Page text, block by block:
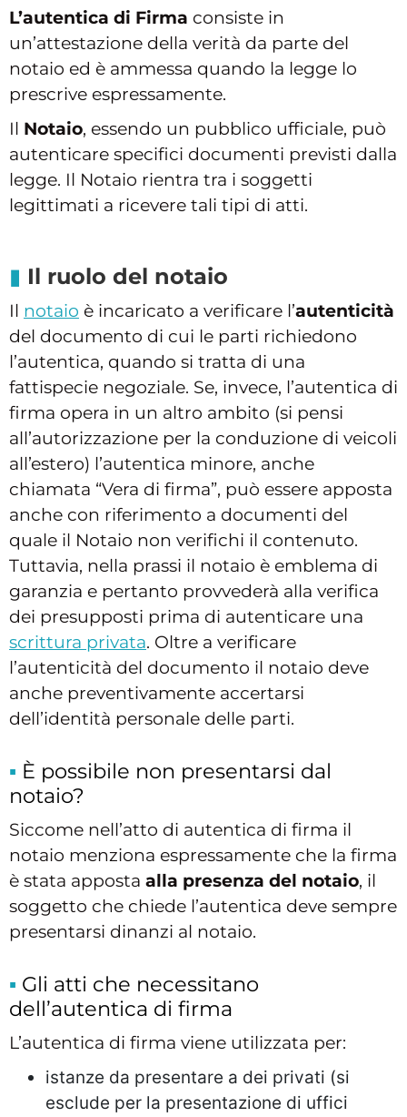
L’autentica di Firma consiste in
un’attestazione della verità da parte del
notaio ed è ammessa quando la legge lo
prescrive espressamente.
Il Notaio, essendo un pubblico ufficiale, può
autenticare specifici documenti previsti dalla
legge. Il Notaio rientra tra i soggetti
legittimati a ricevere tali tipi di atti.
Il ruolo del notaio
Il notaio è incaricato a verificare l’autenticità
del documento di cui le parti richiedono
l’autentica, quando si tratta di una
fattispecie negoziale. Se, invece, l’autentica di
firma opera in un altro ambito (si pensi
all’autorizzazione per la conduzione di veicoli
all’estero) l’autentica minore, anche
chiamata “Vera di firma”, può essere apposta
anche con riferimento a documenti del
quale il Notaio non verifichi il contenuto.
Tuttavia, nella prassi il notaio è emblema di
garanzia e pertanto provvederà alla verifica
dei presupposti prima di autenticare una
scrittura privata. Oltre a verificare
l’autenticità del documento il notaio deve
anche preventivamente accertarsi
dell’identità personale delle parti.
È possibile non presentarsi dal
notaio?
Siccome nell’atto di autentica di firma il
notaio menziona espressamente che la firma
è stata apposta alla presenza del notaio, il
soggetto che chiede l’autentica deve sempre
presentarsi dinanzi al notaio.
Gli atti che necessitano
dell’autentica di firma
L’autentica di firma viene utilizzata per:
istanze da presentare a dei privati (si
esclude per la presentazione di uffici